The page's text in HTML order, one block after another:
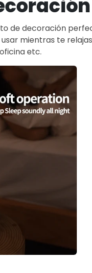
de decoración
mientras te
etc.